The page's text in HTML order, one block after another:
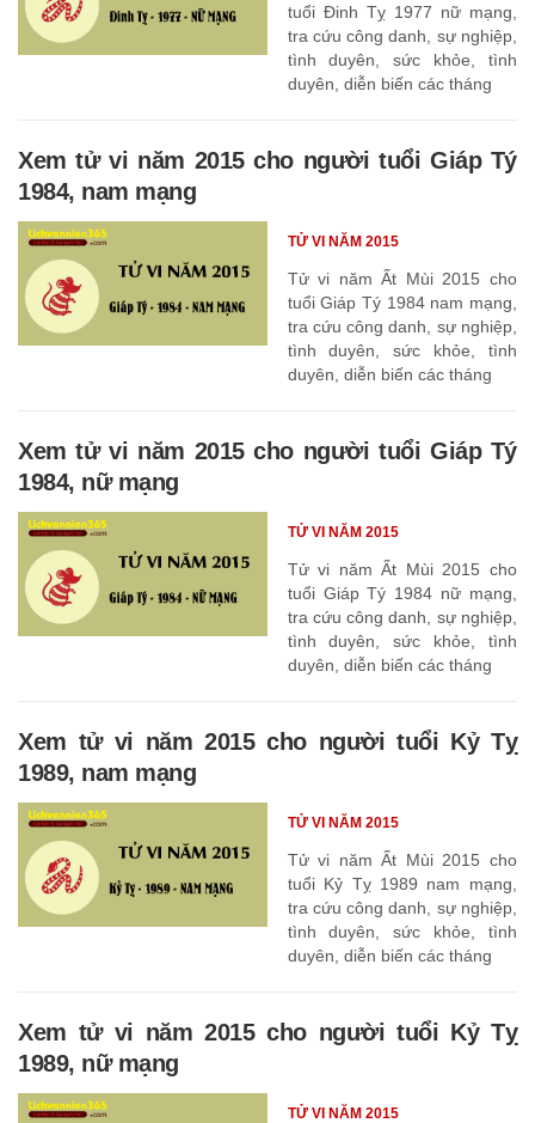
tuổi Đinh Tỵ 1977 nữ mạng,
tra cứu công danh, sự nghiệp,
tình duyên, sức khỏe, tình
duyên, diễn biến các tháng
Xem tử vi năm 2015 cho người tuổi Giáp Tý
1984, nam mạng
Tử vi năm Ất Mùi 2015 cho
tuổi Giáp Tý 1984 nam mạng,
tra cứu công danh, sự nghiệp,
tình duyên, sức khỏe, tình
duyên, diễn biến các tháng
TỬ VI NĂM 2015
Xem tử vi năm 2015 cho người tuổi Giáp Tý
1984, nữ mạng
Tử vi năm Ất Mùi 2015 cho
tuổi Giáp Tý 1984 nữ mạng,
tra cứu công danh, sự nghiệp,
tình duyên, sức khỏe, tình
duyên, diễn biến các tháng
TỬ VI NĂM 2015
Xem tử vi năm 2015 cho người tuổi Kỷ Tỵ
1989, nam mạng
Tử vi năm Ất Mùi 2015 cho
tuổi Kỷ Tỵ 1989 nam mạng,
tra cứu công danh, sự nghiệp,
tình duyên, sức khỏe, tình
duyên, diễn biến các tháng
TỬ VI NĂM 2015
Xem tử vi năm 2015 cho người tuổi Kỷ Tỵ
1989, nữ mạng
TỬ VI NĂM 2015